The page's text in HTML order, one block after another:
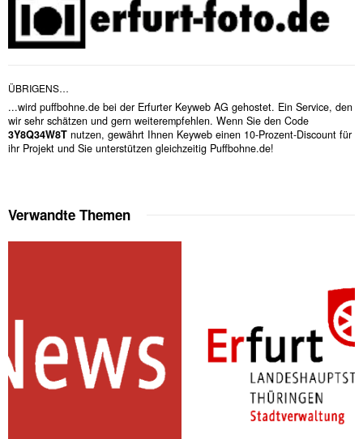
ÜBRIGENS…
...wird puffbohne.de bei der Erfurter Keyweb AG gehostet. Ein Service, den
wir sehr schätzen und gern weiterempfehlen. Wenn Sie den Code
3Y8Q34W8T nutzen, gewährt Ihnen Keyweb einen 10-Prozent-Discount für
ihr Projekt und Sie unterstützen gleichzeitig Puffbohne.de!
Verwandte Themen